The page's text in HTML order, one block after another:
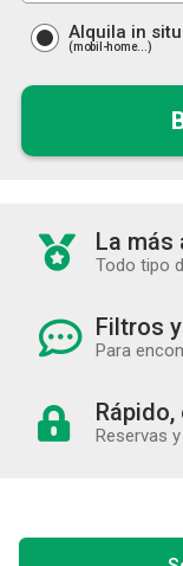
Alquila in situ
mobil-home...
La más
Todo tipo
Filtros
Para
Reservas